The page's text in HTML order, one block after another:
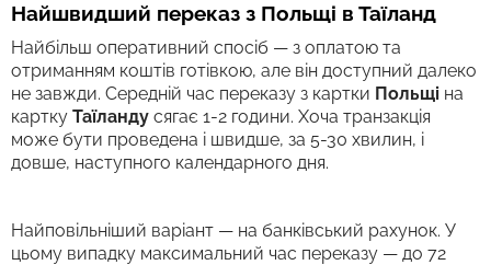
Найшвидший переказ з Польщі в Таїланд
Найбільш оперативний спосіб — з оплатою та
отриманням коштів готівкою, але він доступний далеко
не завжди. Середній час переказу з картки Польщі на
картку Таїланду сягає 1-2 години. Хоча транзакція
може бути проведена і швидше, за 5-30 хвилин, і
довше, наступного календарного дня.
Найповільніший варіант — на банківський рахунок. У
цьому випадку максимальний час переказу — до 72